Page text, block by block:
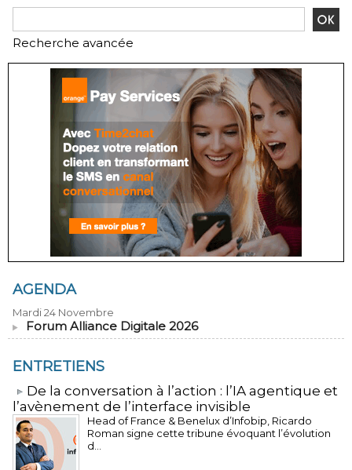
Recherche avancée
AGENDA
Mardi 24 Novembre
Forum Alliance Digitale 2026
ENTRETIENS
​De la conversation à l’action : l’IA agentique et
l’avènement de l’interface invisible
Head of France & Benelux d’Infobip, Ricardo
Roman signe cette tribune évoquant l’évolution
d...